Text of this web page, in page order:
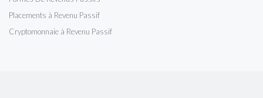
Placements à Revenu Passif
Cryptomonnaie à Revenu Passif